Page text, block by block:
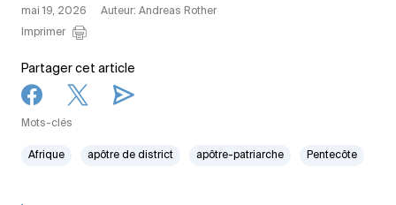
mai 19, 2026
Auteur: Andreas Rother
Imprimer
Partager cet article
Mots-clés
Afrique apôtre de district apôtre-patriarche Pentecôte